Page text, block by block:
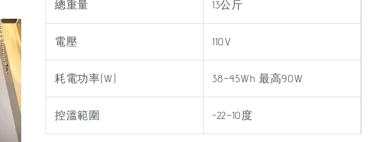
總重量 13公斤
電壓 110V
耗電功率(W) 38~45Wh 最高90W
控溫範圍 -22~10度